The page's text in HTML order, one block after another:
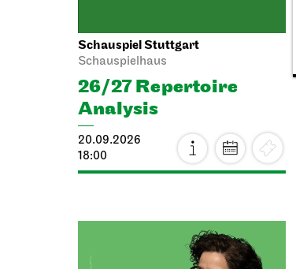
Schauspiel Stuttgart
Schauspielhaus
26/27 Repertoire
Analysis
20.09.2026
18:00